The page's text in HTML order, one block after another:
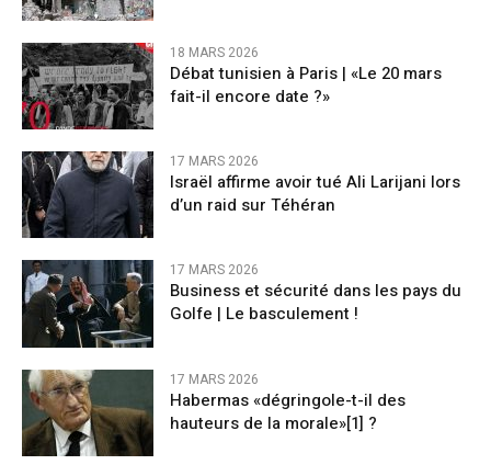
18 MARS 2026
Débat tunisien à Paris | «Le 20 mars
fait-il encore date ?»
17 MARS 2026
Israël affirme avoir tué Ali Larijani lors
d’un raid sur Téhéran
17 MARS 2026
Business et sécurité dans les pays du
Golfe | Le basculement !
17 MARS 2026
Habermas «dégringole-t-il des
hauteurs de la morale»[1] ?